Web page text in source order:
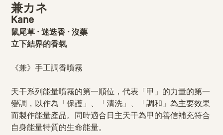
兼カネ
Kane
鼠尾草 ‧ 迷迭香 ‧ 沒藥
立下結界的香氣
《兼》手工調香噴霧
天干系列能量噴霧的第一順位，代表「甲」的力量的第一
變調，以作為「保護」、「清洗」、「調和」為主要效果
而製作能量產品。同時適合日主天干為甲的善信補充符合
自身能量特質的生命能量。